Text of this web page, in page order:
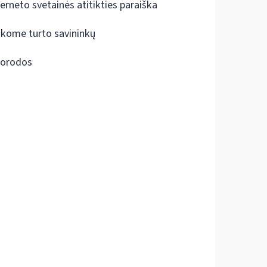
svetainės atitikties paraiška
turto savininkų